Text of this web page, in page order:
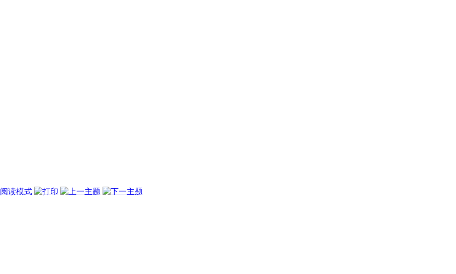
阅读模式